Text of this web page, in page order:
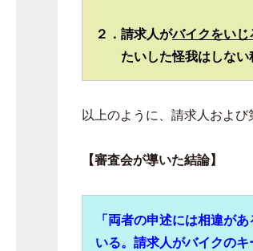
２．請求人がバイクをい
たいした怪我はしない
以上のように、請求人およ
【審査会が導いた結論】
「両者の申述には相違が
いる。請求人がバイクの